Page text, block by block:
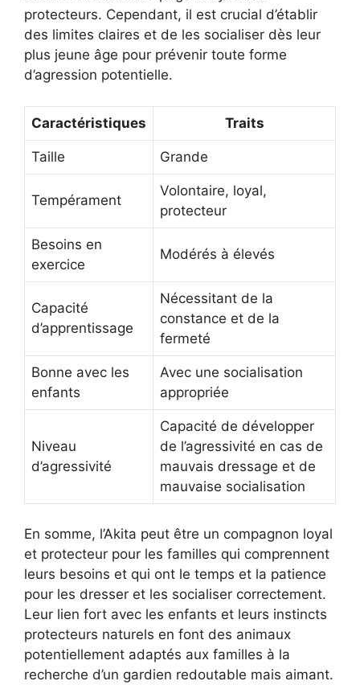
protecteurs. Cependant, il est crucial d’établir
des limites claires et de les socialiser dès leur
plus jeune âge pour prévenir toute forme
d’agression potentielle.
Caractéristiques Traits
Taille Grande
Tempérament
Volontaire, loyal,
protecteur
Besoins en
exercice
Modérés à élevés
Capacité
d’apprentissage
Nécessitant de la
constance et de la
fermeté
Bonne avec les
enfants
Avec une socialisation
appropriée
Niveau
d’agressivité
Capacité de développer
de l’agressivité en cas de
mauvais dressage et de
mauvaise socialisation
En somme, l’Akita peut être un compagnon loyal
et protecteur pour les familles qui comprennent
leurs besoins et qui ont le temps et la patience
pour les dresser et les socialiser correctement.
Leur lien fort avec les enfants et leurs instincts
protecteurs naturels en font des animaux
potentiellement adaptés aux familles à la
recherche d’un gardien redoutable mais aimant.